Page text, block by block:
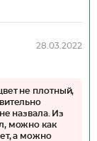
28.03.2022
не плотный,
назвала. Из
можно как
а можно